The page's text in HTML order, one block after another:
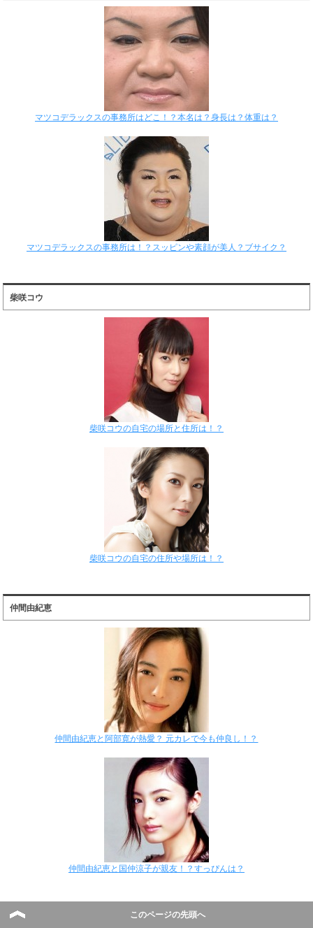
マツコデラックスの事務所はどこ！？本名は？身長は？体重は？
マツコデラックスの事務所は！？スッピンや素顔が美人？ブサイク？
柴咲コウ
柴咲コウの自宅の場所と住所は！？
柴咲コウの自宅の住所や場所は！？
仲間由紀恵
仲間由紀恵と阿部寛が熱愛？ 元カレで今も仲良し！？
仲間由紀恵と国仲涼子が親友！？すっぴんは？
ミランダカー このページの先頭へ